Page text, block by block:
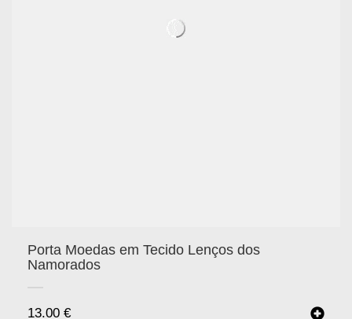
Porta Moedas em Tecido Lenços dos
Namorados
13.00 €